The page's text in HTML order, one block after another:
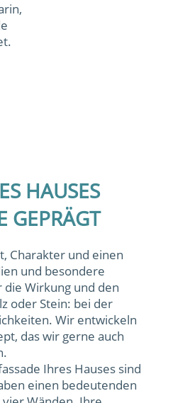
HAUSES
GEPRÄGT
Charakter und einen
und besondere
Wirkung und den
oder Stein: bei der
Wir entwickeln
das wir gerne auch
Ihres Hauses sind
einen bedeutenden